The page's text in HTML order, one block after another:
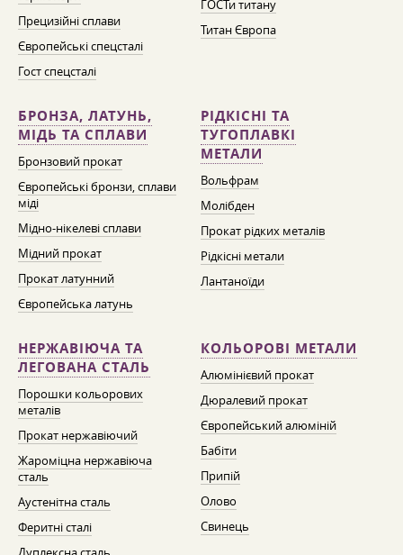
Прецизійні сплави
Європейські спецсталі
Гост спецсталі
ГОСТи титану
Титан Європа
БРОНЗА, ЛАТУНЬ,
МІДЬ ТА СПЛАВИ
Бронзовий прокат
Європейські бронзи, сплави
міді
Мідно-нікелеві сплави
Мідний прокат
Прокат латунний
Європейська латунь
РІДКІСНІ ТА
ТУГОПЛАВКІ
МЕТАЛИ
Вольфрам
Молібден
Прокат рідких металів
Рідкісні метали
Лантаноїди
НЕРЖАВІЮЧА ТА
ЛЕГОВАНА СТАЛЬ
Порошки кольорових
металів
Прокат нержавіючий
Жароміцна нержавіюча
сталь
Аустенітна сталь
Феритні сталі
КОЛЬОРОВІ МЕТАЛИ
Алюмінієвий прокат
Дюралевий прокат
Європейський алюміній
Бабіти
Припій
Олово
Свинець